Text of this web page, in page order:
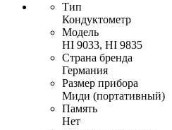
Тип
Кондуктометр
Модель
HI 9033, HI 9835
Страна бренда
Германия
Размер прибора
Миди (портативный)
Память
Нет